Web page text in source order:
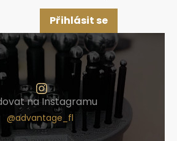
Přihlásit se
na Instagramu